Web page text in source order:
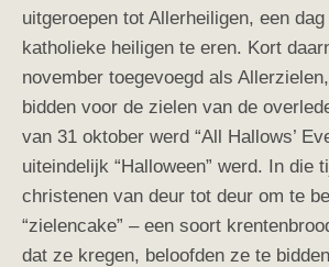
uitgeroepen tot Allerheiligen, een
katholieke heiligen te eren. Kort
november toegevoegd als
bidden voor de zielen van de
van 31 oktober werd “All Hallows’
uiteindelijk “Halloween” werd. In die
christenen van deur tot deur om te
“zielencake” – een soort
dat ze kregen, beloofden ze te